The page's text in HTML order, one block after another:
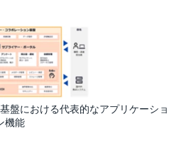
盤における代表的なアプリケーショ
機能